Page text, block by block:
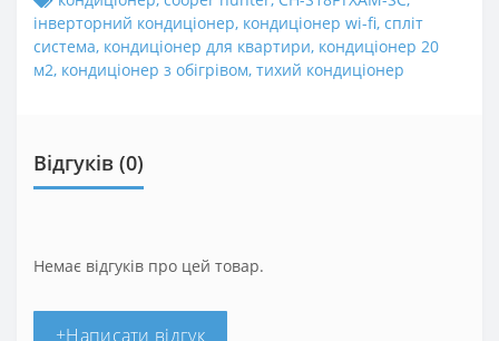
інверторний кондиціонер, кондиціонер wi-fi, спліт
система, кондиціонер для квартири, кондиціонер 20
м2, кондиціонер з обігрівом, тихий кондиціонер
Відгуків (0)
Немає відгуків про цей товар.
+Написати відгук